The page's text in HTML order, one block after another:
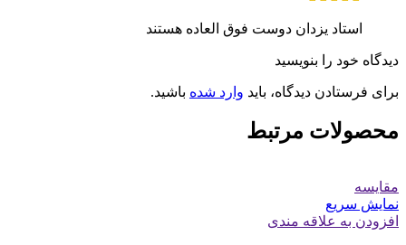
استاد یزدان دوست فوق العاده هستند
دیدگاه خود را بنویسید
برای فرستادن دیدگاه، باید وارد شده باشید.
محصولات مرتبط
مقايسه
نمایش سریع
افزودن به علاقه مندی